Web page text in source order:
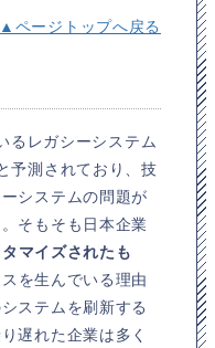
▲ページトップへ戻る
るレガシーシステム
予測されており、技
システムの問題が
そもそも日本企業
マイズされたも
を生んでいる理由
ステムを刷新する
遅れた企業は多く